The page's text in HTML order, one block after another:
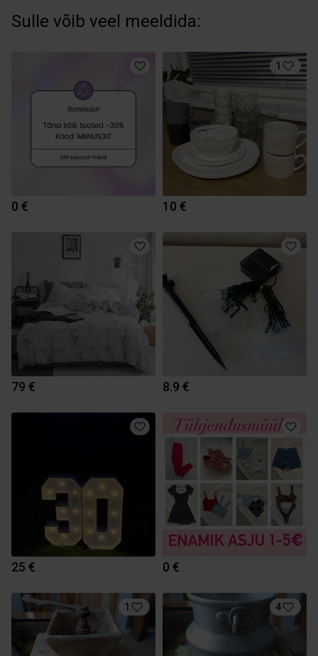
Sulle võib veel meeldida:
0 €
1
10 €
79 € 8.9 €
25 € 0 €
1 4